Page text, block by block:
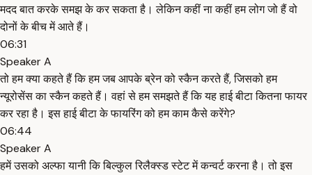
मदद बात करके समझ के कर सकता है। लेकिन कहीं ना कहीं हम लोग जो हैं वो
दोनों के बीच में आते हैं।
06:31
Speaker A
तो हम क्या कहते हैं कि हम जब आपके ब्रेन को स्कैन करते हैं, जिसको हम
न्यूरोसेंस का स्कैन कहते हैं। वहां से हम समझते हैं कि यह हाई बीटा कितना फायर
कर रहा है। इस हाई बीटा के फायरिंग को हम काम कैसे करेंगे?
06:44
Speaker A
हमें उसको अल्फा यानी कि बिल्कुल रिलैक्स्ड स्टेट में कन्वर्ट करना है। तो इस